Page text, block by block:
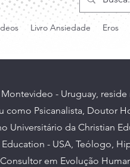
Livro Ansiedade Eros
- Uruguay, reside
como Psicanalista, Doutor
Universitário da Christian
- USA, Teólogo,
em Evolução